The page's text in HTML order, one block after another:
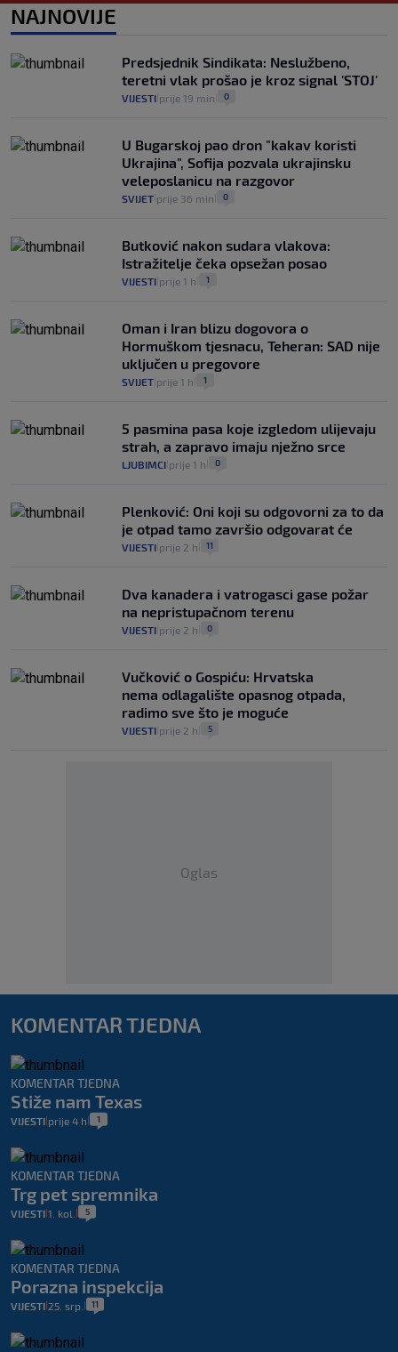
0
automobilom na Hvar iz Zagreba, a
koliko iz Osijeka
14
NAJNOVIJE
Predsjednik Sindikata: Neslužbeno,
teretni vlak prošao je kroz signal 'STOJ'
VIJESTI prije 19 min 0
U Bugarskoj pao dron "kakav koristi
Ukrajina", Sofija pozvala ukrajinsku
veleposlanicu na razgovor
SVIJET prije 36 min 0
Butković nakon sudara vlakova:
Istražitelje čeka opsežan posao
VIJESTI prije 1 h 1
Oman i Iran blizu dogovora o
Hormuškom tjesnacu, Teheran: SAD nije
uključen u pregovore
SVIJET prije 1 h 1
5 pasmina pasa koje izgledom ulijevaju
strah, a zapravo imaju nježno srce
LJUBIMCI prije 1 h 0
Plenković: Oni koji su odgovorni za to da
je otpad tamo završio odgovarat će
VIJESTI prije 2 h 11
Dva kanadera i vatrogasci gase požar
na nepristupačnom terenu
VIJESTI prije 2 h 0
Vučković o Gospiću: Hrvatska
nema odlagalište opasnog otpada,
radimo sve što je moguće
VIJESTI prije 2 h 5
Oglas
KOMENTAR TJEDNA
KOMENTAR TJEDNA
Stiže nam Texas
VIJESTI prije 4 h 1
KOMENTAR TJEDNA
Trg pet spremnika
VIJESTI 1. kol. 5
KOMENTAR TJEDNA
Porazna inspekcija
VIJESTI 25. srp. 11